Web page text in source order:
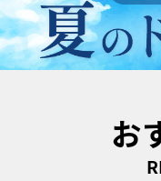
お